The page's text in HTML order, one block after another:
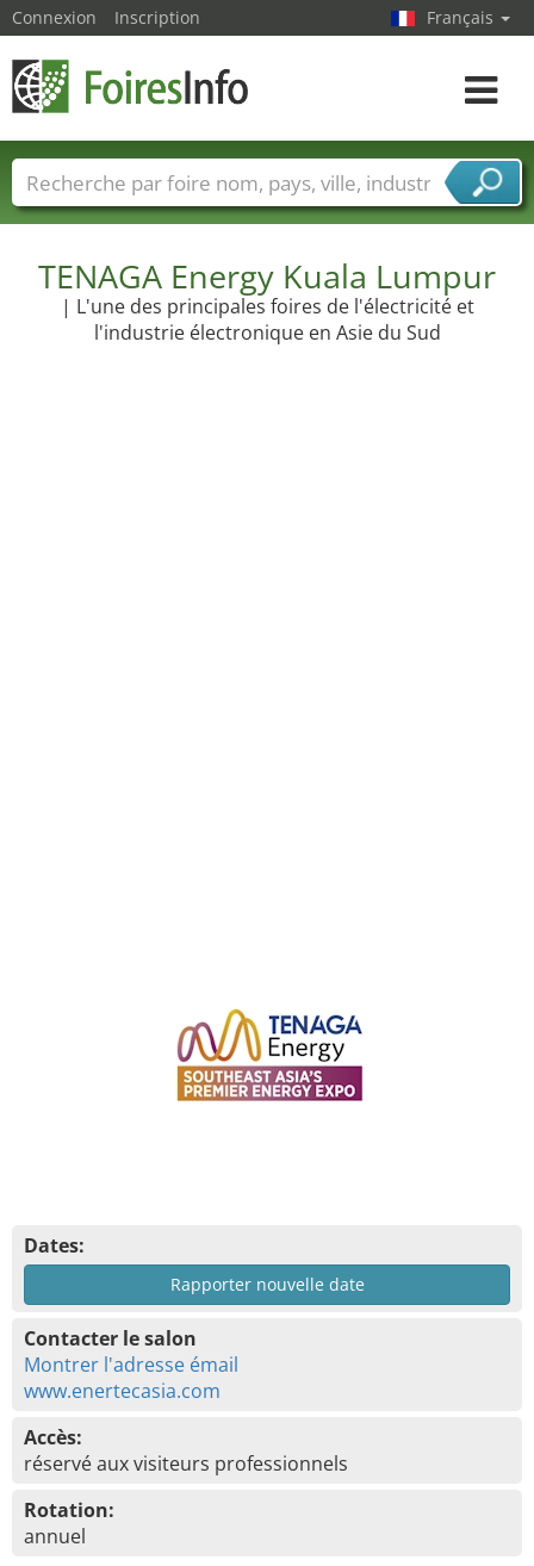
TENAGA Energy Kuala Lumpur
| L'une des principales foires de l'électricité et
l'industrie électronique en Asie du Sud
Dates:
Rapporter nouvelle date
Contacter le salon
Montrer l'adresse émail
www.enertecasia.com
Accès:
réservé aux visiteurs professionnels
Rotation:
annuel
Connexion Inscription Français
Toggle
Foire noms Pays Villes
Secteurs de foire